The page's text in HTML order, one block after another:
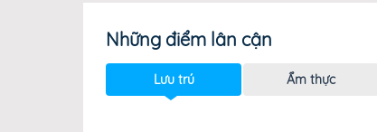
Những điểm lân cận
Lưu trú Ẩm thực